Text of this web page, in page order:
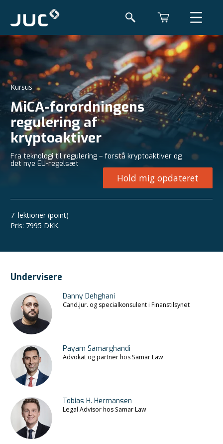
Kursus
MiCA-forordningens
regulering af
kryptoaktiver
Fra teknologi til regulering – forstå kryptoaktiver og
det nye EU-regelsæt
Hold mig opdateret
7 lektioner (point)
Pris: 7995 DKK.
Undervisere
Danny Dehghani
Cand.jur. og specialkonsulent i Finanstilsynet
Payam Samarghandi
Advokat og partner hos Samar Law
Tobias H. Hermansen
Legal Advisor hos Samar Law